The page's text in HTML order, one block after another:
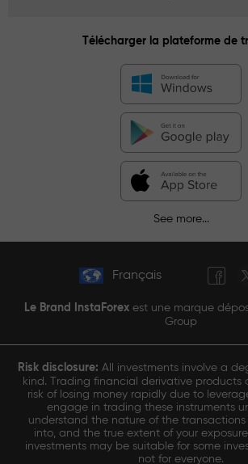
Télécharger la plateforme de
See more...
Français
Le Brand InstaForex est une marque
Group
Risk disclosure: All investments involve a
kind. Trading financial derivative products
risk of losing money rapidly due to
engage in trading these instruments
understand the nature of the transactions
into, and the true extent of your
investments may be suitable for some
not for everyone.